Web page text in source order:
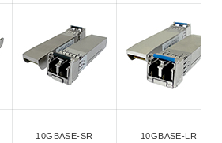
10GBASE-SR 10GBASE-LR